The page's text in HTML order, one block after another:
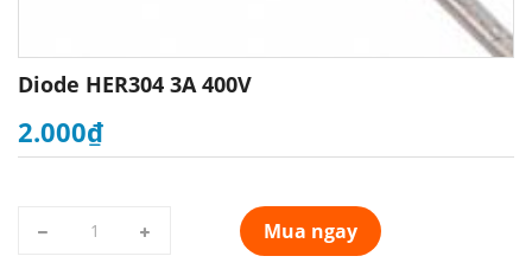
Diode HER304 3A 400V
2.000₫
Mua ngay